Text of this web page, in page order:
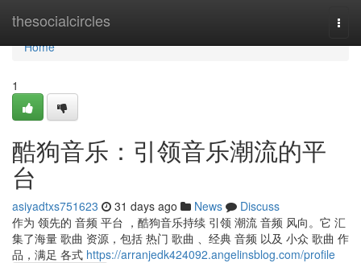
thesocialcircles
Home
Home
1
酷狗音乐：引领音乐潮流的平
台
asiyadtxs751623 31 days ago News
Discuss
作为 领先的 音频 平台 ，酷狗音乐持续 引领 潮流 音频 风向。它 汇
集了海量 歌曲 资源，包括 热门 歌曲 、经典 音频 以及 小众 歌曲 作
品，满足 各式 https://arranjedk424092.angelinsblog.com/profile